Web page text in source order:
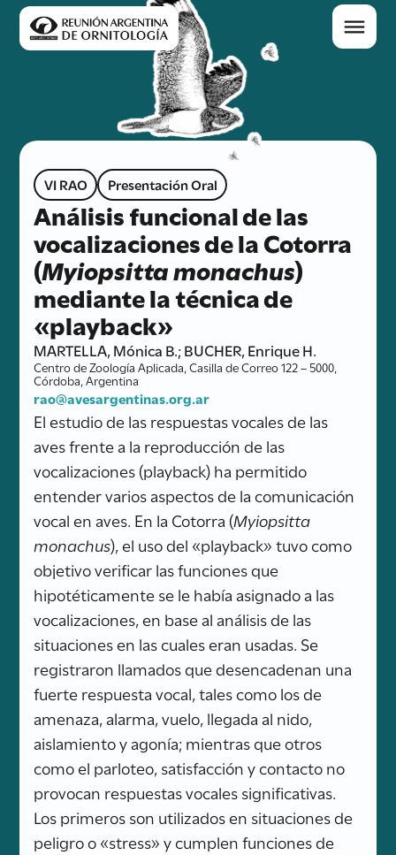
VI RAO Presentación Oral
Análisis funcional de las
vocalizaciones de la Cotorra
(Myiopsitta monachus)
mediante la técnica de
«playback»
MARTELLA, Mónica B.; BUCHER, Enrique H.
Centro de Zoología Aplicada, Casilla de Correo 122 – 5000,
Córdoba, Argentina
rao@avesargentinas.org.ar
El estudio de las respuestas vocales de las
aves frente a la reproducción de las
vocalizaciones (playback) ha permitido
entender varios aspectos de la comunicación
vocal en aves. En la Cotorra (Myiopsitta
monachus), el uso del «playback» tuvo como
objetivo verificar las funciones que
hipotéticamente se le había asignado a las
vocalizaciones, en base al análisis de las
situaciones en las cuales eran usadas. Se
registraron llamados que desencadenan una
fuerte respuesta vocal, tales como los de
amenaza, alarma, vuelo, llegada al nido,
aislamiento y agonía; mientras que otros
como el parloteo, satisfacción y contacto no
provocan respuestas vocales significativas.
Los primeros son utilizados en situaciones de
peligro o «stress» y cumplen funciones de